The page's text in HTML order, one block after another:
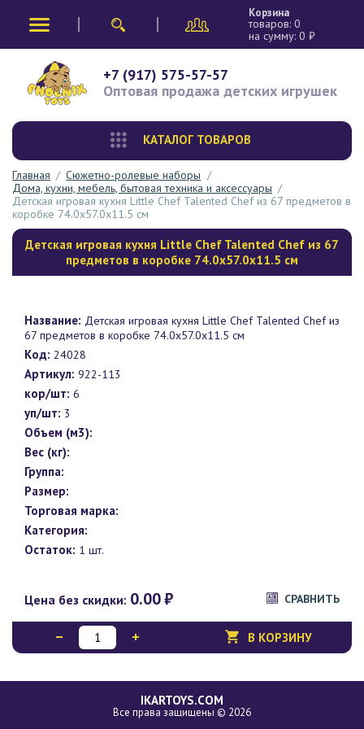
Корзина
товаров: 0
на сумму: 0₽
+7 (917) 575-57-57
Оптовая продажа детских игрушек
КАТАЛОГ ТОВАРОВ
Главная / Сюжетно-ролевые наборы /
Дома, кухни, мебель, бытовая техника и аксессуары /
Детская игровая кухня Little Chef Talented Chef из 67 предметов в
коробке 74.0х57.0х11.5 см
Детская игровая кухня Little Chef Talented Chef из 67
предметов в коробке 74.0х57.0х11.5 см
Название: Детская игровая кухня Little Chef Talented Chef из
67 предметов в коробке 74.0х57.0х11.5 см
Код: 24028
Артикул: 922-113
кор/шт: 6
уп/шт: 3
Объем (м3):
Вес (кг):
Группа:
Размер:
Торговая марка:
Категория:
Остаток: 1 шт.
Цена без скидки: 0.00₽ СРАВНИТЬ
В КОРЗИНУ
IKARTOYS.COM
Все права защищены © 2026